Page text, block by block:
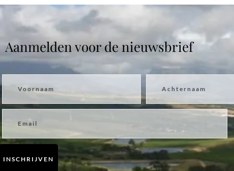
Aanmelden voor de nieuwsbrief
INSCHRIJVEN